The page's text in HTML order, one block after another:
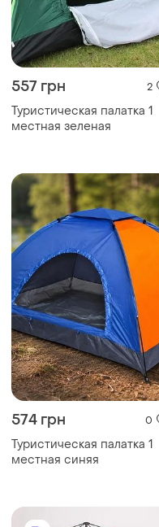
557 грн 2
Туристическая палатка 1
местная зеленая
574 грн 0
Туристическая палатка 1
местная синяя